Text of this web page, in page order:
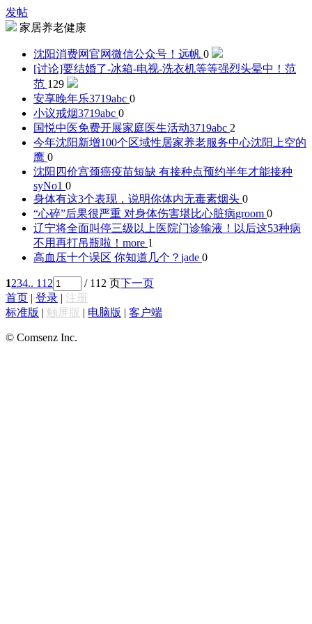
发帖
家居养老健康
沈阳消费网官网微信公众号！ 远帆 0
[讨论]要结婚了-冰箱-电视-洗衣机等等强烈头晕中！ 范
范 129
安享晚年乐3719abc 0
小议戒烟3719abc 0
国悦中医免费开展家庭医生活动3719abc 2
今年沈阳新增100个区域性居家养老服务中心沈阳上空的
鹰 0
沈阳四价宫颈癌疫苗短缺 有接种点预约半年才能接种
syNo1 0
身体有这3个表现，说明你体内无毒素烟头 0
“心碎”后果很严重 对身体伤害堪比心脏病groom 0
辽宁将全面叫停三级以上医院门诊输液！以后这53种病
不用再打吊瓶啦！ more 1
高血压十个误区 你知道几个？ jade 0
1234.. 112 / 112 页下一页
首页 | 登录 | 注册
标准版 | 触屏版 | 电脑版 | 客户端
© Comsenz Inc.